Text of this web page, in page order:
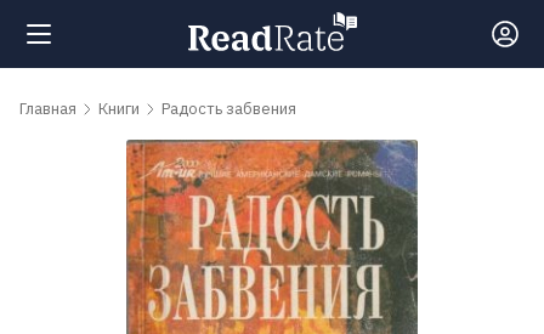
Поиск
Рейтинги
Главная Книги Радость забвения